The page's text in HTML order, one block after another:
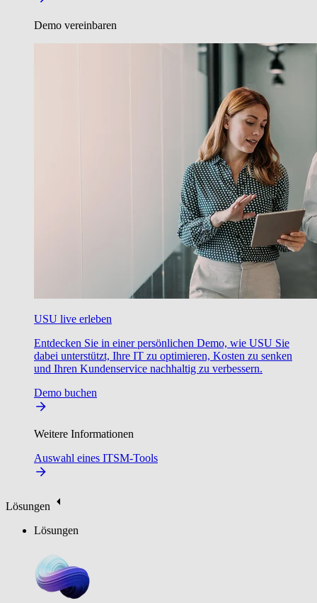
Demo vereinbaren
USU live erleben
Entdecken Sie in einer persönlichen Demo, wie USU Sie
dabei unterstützt, Ihre IT zu optimieren, Kosten zu senken
und Ihren Kundenservice nachhaltig zu verbessern.
Demo buchen
Weitere Informationen
Auswahl eines ITSM-Tools
Lösungen
Lösungen